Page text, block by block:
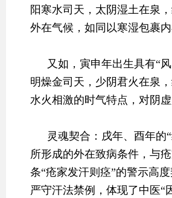
阳寒水司天，太阴湿土在泉
外在气候，如同以寒湿包裹
又如，寅申年出生具有“
明燥金司天，少阴君火在泉
水火相激的时气特点，对阴
灵魂契合：戌年、酉年的
所形成的外在致病条件，与
条“疮家发汗则痉”的警示高
严守汗法禁例，体现了中医“